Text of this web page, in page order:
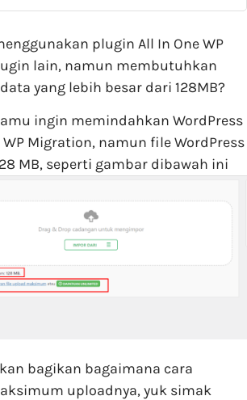
plugin All In One WP
lain, namun membutuhkan
yang lebih besar dari 128MB?
ingin memindahkan WordPress
WP Migration, namun file WordPress
MB, seperti gambar dibawah ini
bagikan bagaimana cara
uploadnya, yuk simak